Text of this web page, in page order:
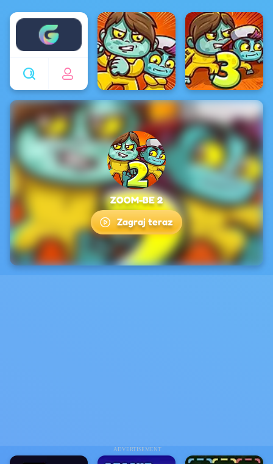
Enjoy4fun
ADVERTISEMENT
ZOOM-BE 2
Zagraj teraz